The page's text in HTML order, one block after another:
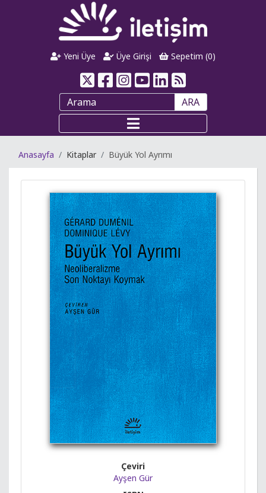
Yeni Üye Üye Girişi Sepetim (0)
ARA
Anasayfa Kitaplar Büyük Yol Ayrımı
Çeviri
Ayşen Gür